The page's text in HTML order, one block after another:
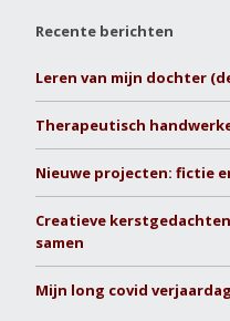
Recente berichten
Leren van mijn dochter
Therapeutisch
Nieuwe projecten: fictie
Creatieve
samen
Mijn long covid verjaardag